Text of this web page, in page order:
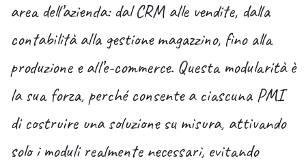
area dell’azienda: dal CRM alle vendite, dalla
contabilità alla gestione magazzino, fino alla
produzione e all’e-commerce. Questa modularità è
la sua forza, perché consente a ciascuna PMI
di costruire una soluzione su misura, attivando
solo i moduli realmente necessari, evitando